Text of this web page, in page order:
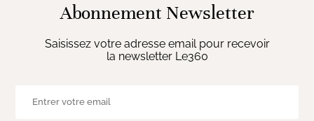
Abonnement Newsletter
Saisissez votre adresse email pour recevoir
la newsletter Le360